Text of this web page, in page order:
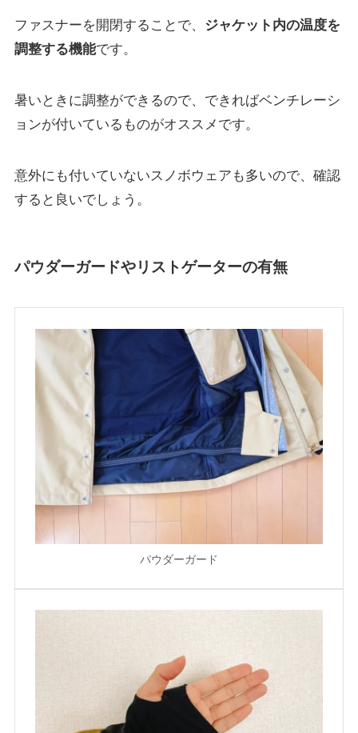
ファスナーを開閉することで、 ジャケット内の温度を
調整する機能です。
暑いときに調整ができるので、できればベンチレーシ
ョンが付いているものがオススメです。
意外にも付いていないスノボウェアも多いので、確認
すると良いでしょう。
パウダーガードやリストゲーターの有無
パウダーガード